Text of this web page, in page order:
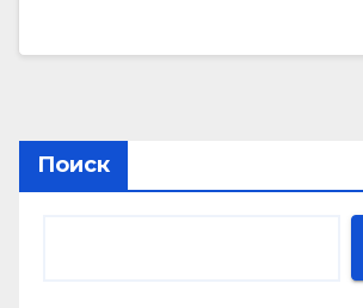
Поиск